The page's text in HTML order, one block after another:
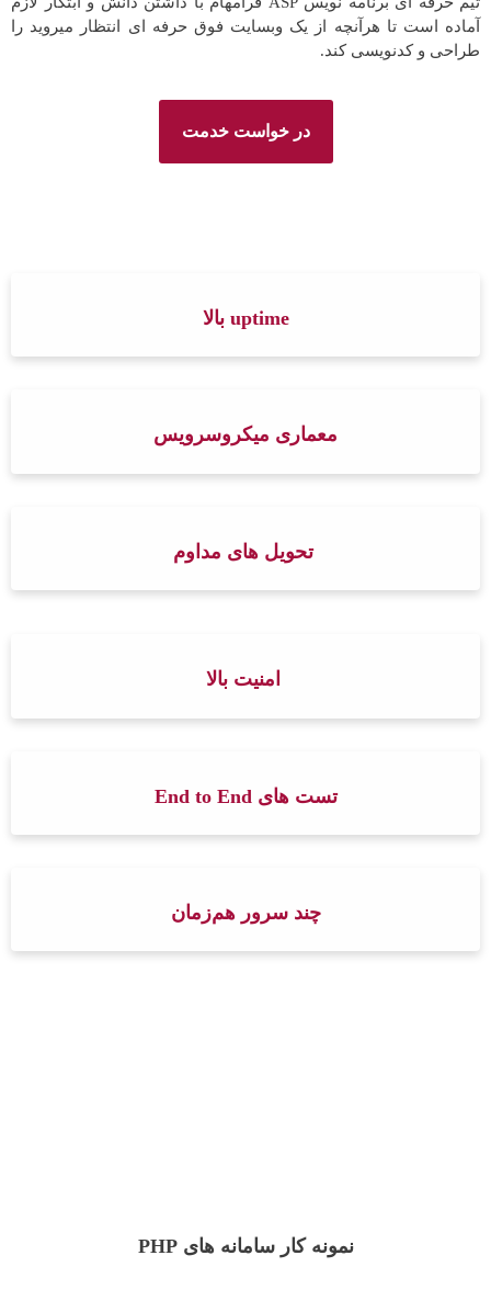
آماده است تا هرآنچه از یک وبسایت فوق حرفه ای انتظار میروید را
طراحی و کدنویسی کند.
در خواست خدمت
uptime بالا
معماری میکروسرویس
تحویل های مداوم
امنیت بالا
تست های End to End
چند سرور هم‌زمان
نمونه کار سامانه های PHP